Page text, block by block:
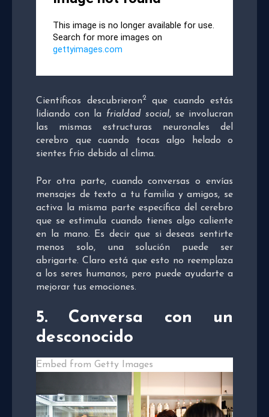
Científicos descubrieron2que cuando estás
lidiando con la frialdad social, se involucran
las mismas estructuras neuronales del
cerebro que cuando tocas algo helado o
sientes frío debido al clima.
Por otra parte, cuando conversas o envías
mensajes de texto a tu familia y amigos, se
activa la misma parte específica del cerebro
que se estimula cuando tienes algo caliente
en la mano. Es decir que si deseas sentirte
menos solo, una solución puede ser
abrigarte. Claro está que esto no reemplaza
a los seres humanos, pero puede ayudarte a
mejorar tus emociones.
5. Conversa con un
desconocido
Embed from Getty Images